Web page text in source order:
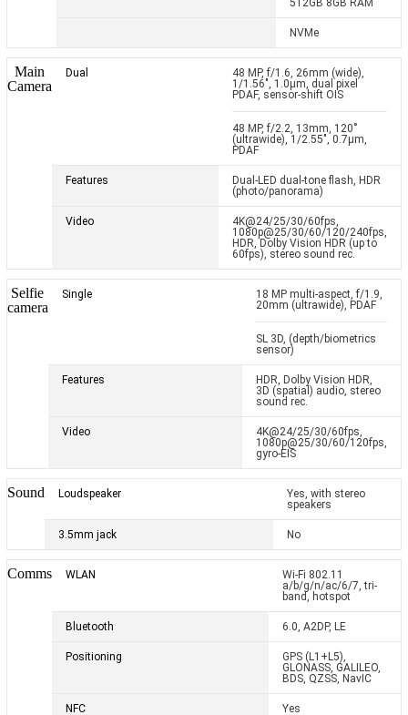
512GB 8GB RAM
NVMe
Main
Camera
Dual
48 MP, f/1.6, 26mm (wide),
1/1.56", 1.0µm, dual pixel
PDAF, sensor-shift OIS
48 MP, f/2.2, 13mm, 120˚
(ultrawide), 1/2.55", 0.7µm,
PDAF
Features
Dual-LED dual-tone flash, HDR
(photo/panorama)
Video
4K@24/25/30/60fps,
1080p@25/30/60/120/240fps,
HDR, Dolby Vision HDR (up to
60fps), stereo sound rec.
Selfie
camera
Single
18 MP multi-aspect, f/1.9,
20mm (ultrawide), PDAF
SL 3D, (depth/biometrics
sensor)
Features
HDR, Dolby Vision HDR,
3D (spatial) audio, stereo
sound rec.
Video
4K@24/25/30/60fps,
1080p@25/30/60/120fps,
gyro-EIS
Sound Loudspeaker
Yes, with stereo
speakers
3.5mm jack No
Comms WLAN
Wi-Fi 802.11
a/b/g/n/ac/6/7, tri-
band, hotspot
Bluetooth 6.0, A2DP, LE
Positioning
GPS (L1+L5),
GLONASS, GALILEO,
BDS, QZSS, NavIC
NFC Yes